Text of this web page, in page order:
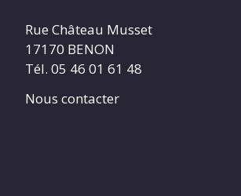
Rue Château Musset
17170 BENON
Tél. 05 46 01 61 48
Nous contacter